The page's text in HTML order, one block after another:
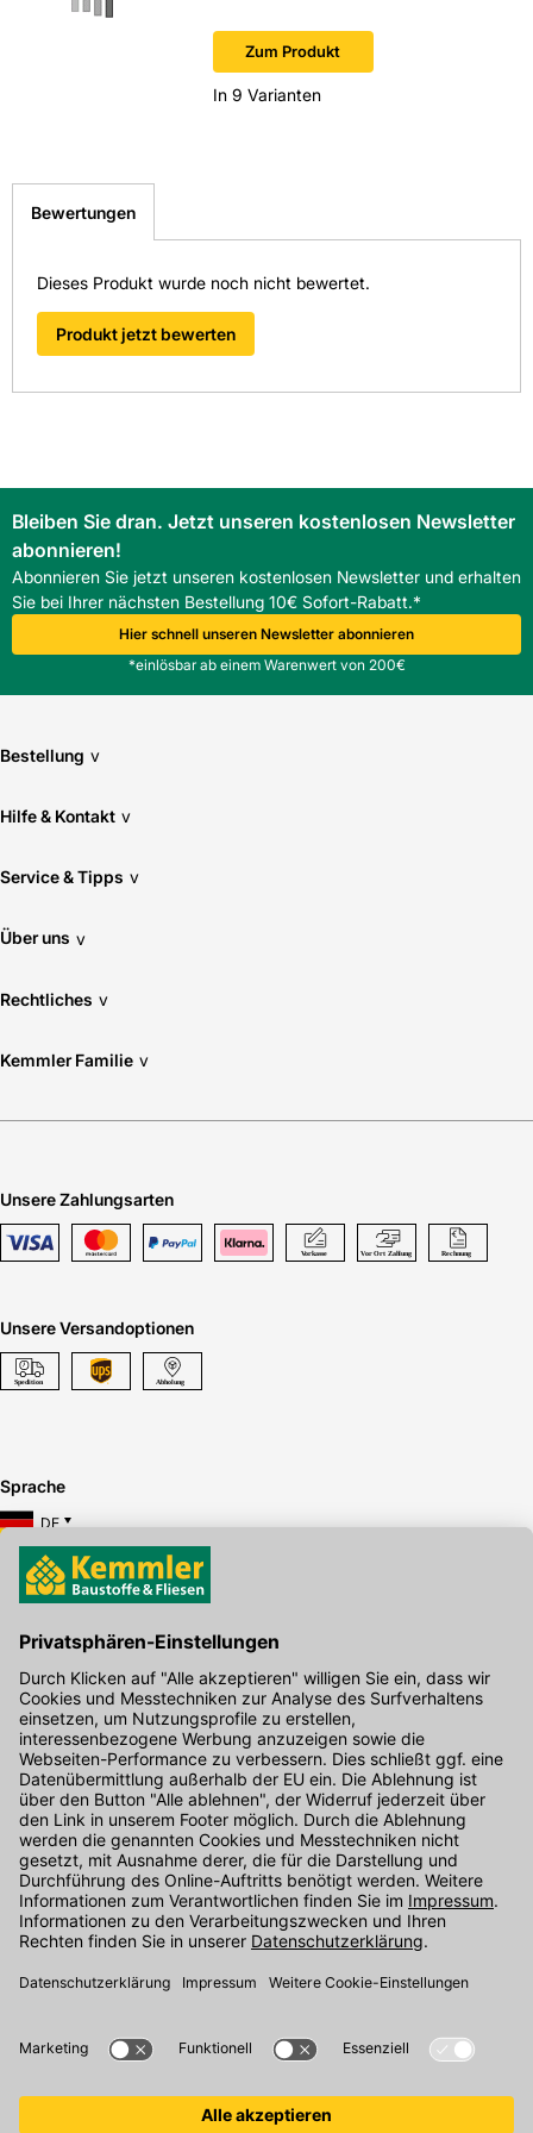
Zum Produkt
In 9 Varianten
Bewertungen
Dieses Produkt wurde noch nicht bewertet.
Produkt jetzt bewerten
Bleiben Sie dran. Jetzt unseren kostenlosen Newsletter
abonnieren!
Abonnieren Sie jetzt unseren kostenlosen Newsletter und erhalten
Sie bei Ihrer nächsten Bestellung 10€ Sofort-Rabatt.*
Hier schnell unseren Newsletter abonnieren
*einlösbar ab einem Warenwert von 200€
Bestellung v
Hilfe & Kontakt v
Service & Tipps v
Über uns v
Rechtliches v
Kemmler Familie v
Unsere Zahlungsarten
Unsere Versandoptionen
Sprache
DE
Hier gibt's die kostenlose App
Kontakt
Unser Onlineshop Team ist montags bis freitags von 08:00 - 17:00
Uhr unter der Telefonnummer07071 / 151-151für Sie erreichbar.
Alternativ können Sie unser Kontaktformular nutzen.
Den Kontakt direkt in unsere Niederlassungen finden Sie